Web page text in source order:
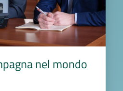
nel mondo